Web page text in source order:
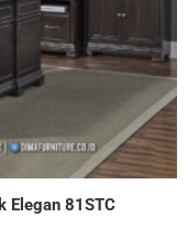
Elegan 81STC